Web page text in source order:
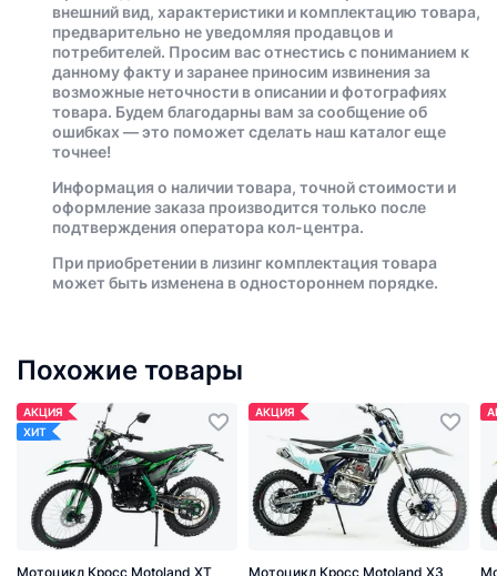
внешний вид, характеристики и комплектацию товара,
предварительно не уведомляя продавцов и
потребителей. Просим вас отнестись с пониманием к
данному факту и заранее приносим извинения за
возможные неточности в описании и фотографиях
товара. Будем благодарны вам за сообщение об
ошибках — это поможет сделать наш каталог еще
точнее!
Информация о наличии товара, точной стоимости и
оформление заказа производится только после
подтверждения оператора кол-центра.
При приобретении в лизинг комплектация товара
может быть изменена в одностороннем порядке.
Похожие товары
АКЦИЯ
ХИТ
Мотоцикл Кросс Motoland XT
АКЦИЯ
Мотоцикл Кросс Motoland X3